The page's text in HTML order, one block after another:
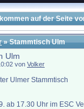
auf der Seite
» Stammtisch Ulm
Ulm
von Volker
Ulmer Stammtisch
ab 17.30 Uhr im ESC